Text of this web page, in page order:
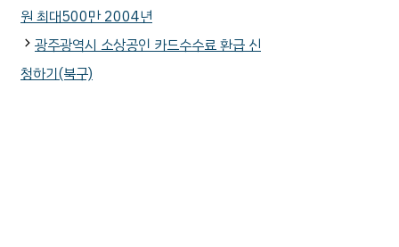
고
리
원 최대500만 2004년
광주광역시 소상공인 카드수수료 환급 신
청하기(북구)